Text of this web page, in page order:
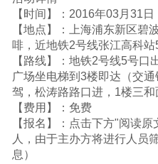
【时间】：2016年03月31
【地点】：上海浦东新区碧
啡，近地铁2号线张江高科站
【路线】：地铁2号线5号口
广场坐电梯到3楼即达（交
驾，松涛路路口进，1楼三和
【费用】：免费
【报名】：点击下方"阅读
人，由于主办方将进行人员
息）